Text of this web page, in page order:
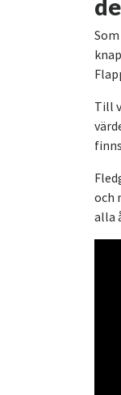
Till
och
alla